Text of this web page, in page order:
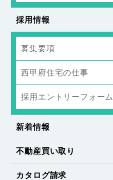
採用情報
募集要項
西甲府住宅の仕事
採用エントリーフォーム
新着情報
不動産買い取り
カタログ請求